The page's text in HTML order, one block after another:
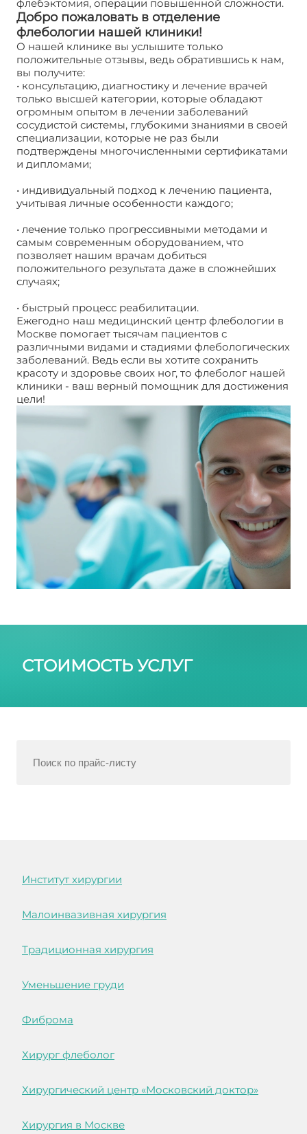
флебэктомия, операции повышенной сложности.
Добро пожаловать в отделение
флебологии нашей клиники!
О нашей клинике вы услышите только
положительные отзывы, ведь обратившись к нам,
вы получите:
• консультацию, диагностику и лечение врачей
только высшей категории, которые обладают
огромным опытом в лечении заболеваний
сосудистой системы, глубокими знаниями в своей
специализации, которые не раз были
подтверждены многочисленными сертификатами
и дипломами;
• индивидуальный подход к лечению пациента,
учитывая личные особенности каждого;
• лечение только прогрессивными методами и
самым современным оборудованием, что
позволяет нашим врачам добиться
положительного результата даже в сложнейших
случаях;
• быстрый процесс реабилитации.
Ежегодно наш медицинский центр флебологии в
Москве помогает тысячам пациентов с
различными видами и стадиями флебологических
заболеваний. Ведь если вы хотите сохранить
красоту и здоровье своих ног, то флеболог нашей
клиники - ваш верный помощник для достижения
цели!
СТОИМОСТЬ УСЛУГ
Институт хирургии
Малоинвазивная хирургия
Традиционная хирургия
Уменьшение груди
Фиброма
Хирург флеболог
Хирургический центр «Московский доктор»
Хирургия в Москве